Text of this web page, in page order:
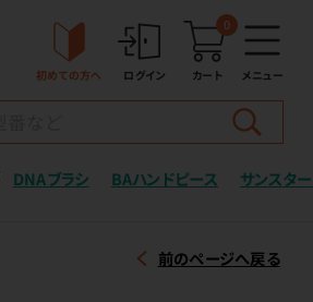
初めての方へ ログイン カート
0
メニュー
DNAブラシ BAハンドピース サンスター
前のページへ戻る